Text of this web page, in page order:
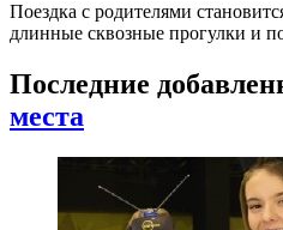
Поездка с родителями
длинные сквозные прогулки и
Последние
места